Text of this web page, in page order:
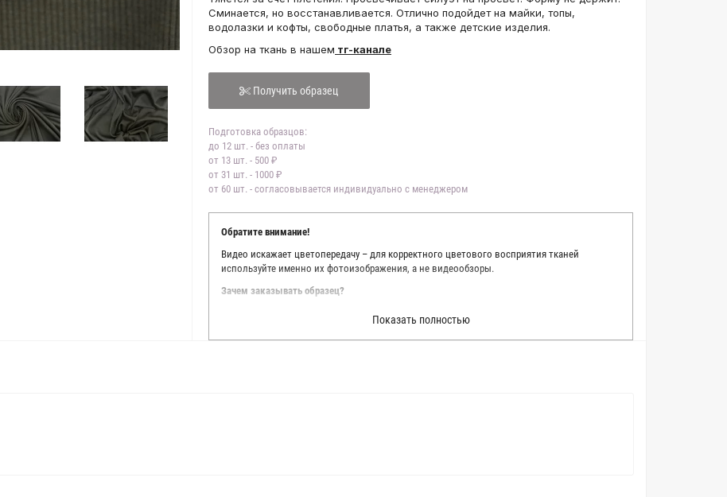
Сминается, но восстанавливается. Отлично подойдет на майки, топы,
водолазки и кофты, свободные платья, а также детские изделия.
Обзор на ткань в нашем тг-канале
Получить образец
Подготовка образцов:
до 12 шт. - без оплаты
от 13 шт. - 500 ₽
от 31 шт. - 1000 ₽
от 60 шт. - согласовывается индивидуально с менеджером
Обратите внимание!
Видео искажает цветопередачу – для корректного цветового восприятия тканей
используйте именно их фотоизображения, а не видеообзоры.
Зачем заказывать образец?
Мы делаем все возможное, чтобы точно описать цвет каждой ткани из нашего каталога.
Мы осматриваем и фотографируем каждую ткань в естественном свете, стараемся
находить только правильные цветовые условия и описания. Но несмотря на наши
Показать полностью